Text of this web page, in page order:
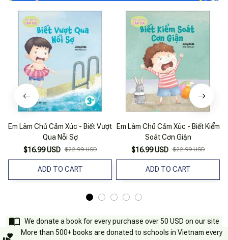
Em Làm Chủ Cảm Xúc - Biết Vượt
Qua Nỗi Sợ
$16.99 USD $22.99 USD
ADD TO CART
Em Làm Chủ Cảm Xúc - Biết Kiểm
Soát Cơn Giận
$16.99 USD $22.99 USD
ADD TO CART
We donate a book for every purchase over 50 USD on our site
More than 500+ books are donated to schools in Vietnam every